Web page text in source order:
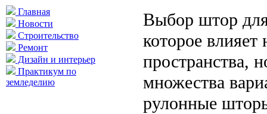
Главная
Новости
Строительство
Ремонт
Дизайн и интерьер
Практикум по
земледелию
Выбор штор
которое влияет
пространства,
множества
рулонные